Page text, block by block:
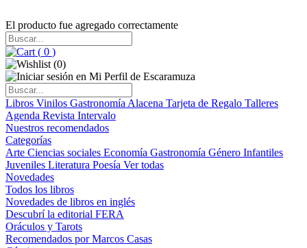
El producto fue agregado correctamente
( 0 )
(0)
Libros Vinilos Gastronomía Alacena Tarjeta de Regalo Talleres
Agenda Revista Intervalo
Nuestros recomendados
Categorías
Arte Ciencias sociales Economía Gastronomía Género Infantiles
Juveniles Literatura Poesía Ver todas
Novedades
Todos los libros
Novedades de libros en inglés
Descubrí la editorial FERA
Oráculos y Tarots
Recomendados por Marcos Casas